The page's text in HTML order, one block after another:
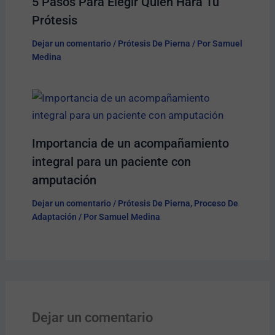
Prótesis​
Dejar un comentario / Prótesis De Pierna / PorSamuel
Medina
Importancia de un acompañamiento
integral para un paciente con
amputación
Dejar un comentario / Prótesis De Pierna, Proceso De
Adaptación / PorSamuel Medina
Dejar un comentario